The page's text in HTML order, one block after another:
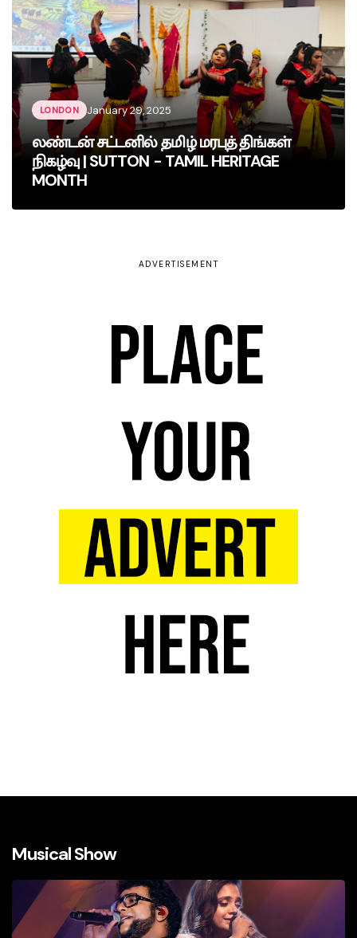
LONDON January 29, 2025
லண்டன் சட்டனில் தமிழ் மரபுத் திங்கள்
நிகழ்வு | SUTTON - TAMIL HERITAGE
MONTH
ADVERTISEMENT
Musical Show